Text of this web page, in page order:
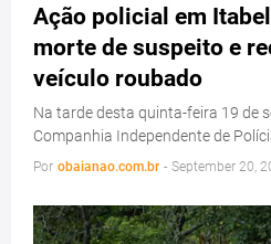
Ação policial em
morte de suspeito e
veículo roubado
Na tarde desta quinta-feira 19 de
Companhia Independente de
Por obaianao.com.br - September 20,